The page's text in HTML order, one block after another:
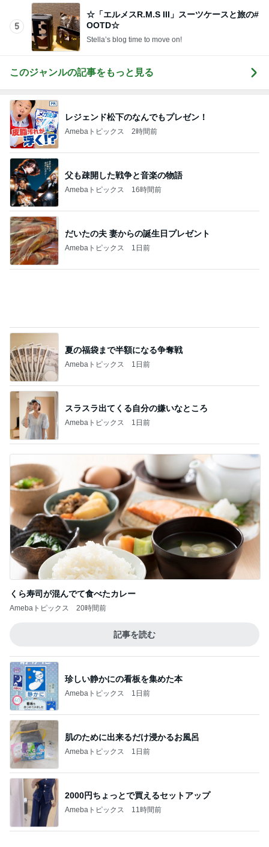
5
☆「エルメスR.M.S III」スーツケースと旅の#
OOTD☆
Stella’s blog time to move on!
このジャンルの記事をもっと見る
レジェンド松下のなんでもプレゼン！
Amebaトピックス 2時間前
父も疎開した戦争と音楽の物語
Amebaトピックス 16時間前
だいたの夫 妻からの誕生日プレゼント
Amebaトピックス 1日前
夏の福袋まで半額になる争奪戦
Amebaトピックス 1日前
スラスラ出てくる自分の嫌いなところ
Amebaトピックス 1日前
くら寿司が混んでて食べたカレー
Amebaトピックス 20時間前
記事を読む
珍しい静かにの看板を集めた本
Amebaトピックス 1日前
肌のために出来るだけ浸かるお風呂
Amebaトピックス 1日前
2000円ちょっとで買えるセットアップ
Amebaトピックス 11時間前